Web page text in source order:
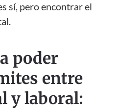
sí, pero encontrar el
poder
entre
y laboral: